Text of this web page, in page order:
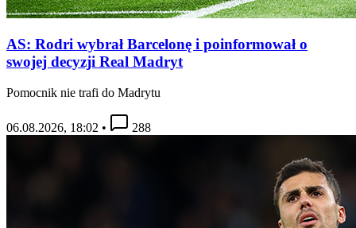
AS: Rodri wybrał Barcelonę i poinformował o
swojej decyzji Real Madryt
Pomocnik nie trafi do Madrytu
06.08.2026, 18:02 • 288